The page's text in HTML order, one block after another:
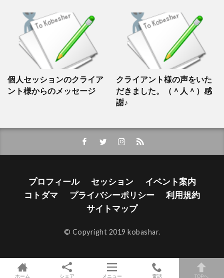
個人セッションのクライア
ント様からのメッセージ
クライアント様の声をいた
だきました。（＾人＾）感
謝♪
プロフィール セッション
イベント案内
コトダマ
プライバシーポリシー
利用規約
サイトマップ
© Copyright 2019 kobashar.
ホーム シェア メニュー 電話 TOPへ